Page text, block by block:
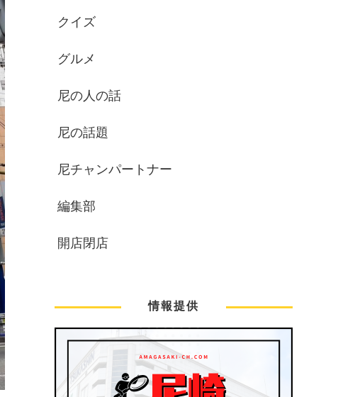
クイズ
グルメ
尼の人の話
尼の話題
尼チャンパートナー
編集部
開店閉店
情報提供